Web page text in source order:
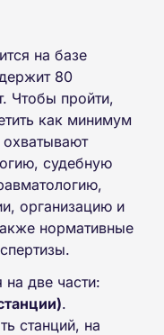
на базе
80
Чтобы пройти,
как минимум
судебную
организацию и
нормативные
на две части:
.
станций, на